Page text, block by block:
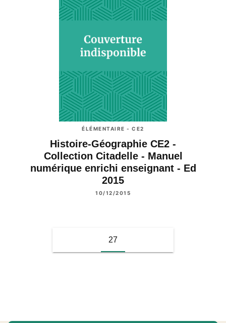
ÉLÉMENTAIRE - CE2
Histoire-Géographie CE2 -
Collection Citadelle - Manuel
numérique enrichi enseignant - Ed
2015
10/12/2015
27